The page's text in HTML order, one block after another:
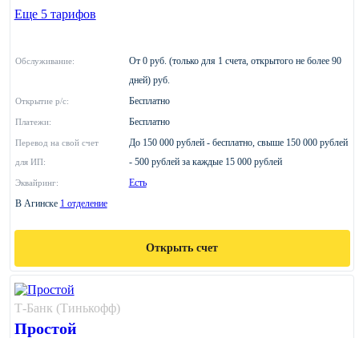
Еще 5 тарифов
Обслуживание:
От 0 руб. (только для 1 счета, открытого не более 90
дней) руб.
Открытие р/с: Бесплатно
Платежи: Бесплатно
Перевод на свой счет
для ИП:
До 150 000 рублей - бесплатно, свыше 150 000 рублей
- 500 рублей за каждые 15 000 рублей
Эквайринг:
Есть
В Агинске 1 отделение
Открыть счет
Т-Банк (Тинькофф)
Простой